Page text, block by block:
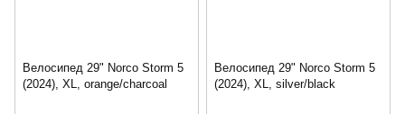
Велосипед 29" Norco Storm 5
(2024), XL, orange/charcoal
Велосипед 29" Norco Storm 5
(2024), XL, silver/black